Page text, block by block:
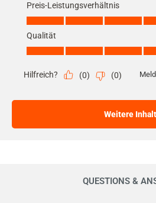
Preis-Leistungsverhältnis
Preis-Leistungsverhältnis, 4.0 von 5
Qualität
Qualität, 5.0 von 5
Hilfreich? (0) (0)
Weitere
QUESTIONS &